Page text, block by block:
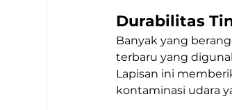
Durabilitas
Banyak yang
terbaru yang
Lapisan ini
kontaminasi udara